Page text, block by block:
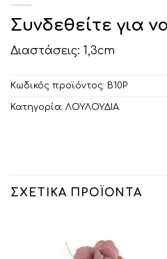
Συνδεθείτε για
Διαστάσεις: 1,3cm
Κωδικός προϊόντος: Β10Ρ
Κατηγορία: ΛΟΥΛΟΥΔΙΑ
ΣΧΕΤΙΚΆ ΠΡΟΪΌΝΤΑ